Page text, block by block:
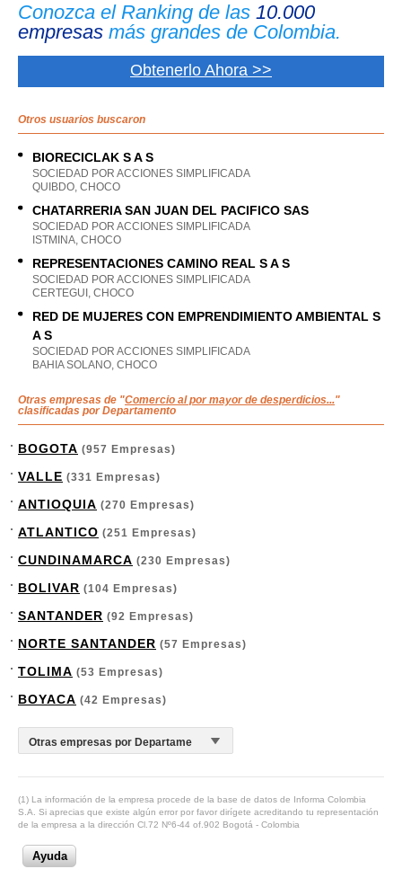
Conozca el Ranking de las 10.000
empresas más grandes de Colombia.
Obtenerlo Ahora >>
Otros usuarios buscaron
BIORECICLAK S A S
SOCIEDAD POR ACCIONES SIMPLIFICADA
QUIBDO, CHOCO
CHATARRERIA SAN JUAN DEL PACIFICO SAS
SOCIEDAD POR ACCIONES SIMPLIFICADA
ISTMINA, CHOCO
REPRESENTACIONES CAMINO REAL S A S
SOCIEDAD POR ACCIONES SIMPLIFICADA
CERTEGUI, CHOCO
RED DE MUJERES CON EMPRENDIMIENTO AMBIENTAL S
A S
SOCIEDAD POR ACCIONES SIMPLIFICADA
BAHIA SOLANO, CHOCO
Otras empresas de "Comercio al por mayor de desperdicios..."
clasificadas por Departamento
BOGOTA (957 Empresas)
VALLE (331 Empresas)
ANTIOQUIA (270 Empresas)
ATLANTICO (251 Empresas)
CUNDINAMARCA (230 Empresas)
BOLIVAR (104 Empresas)
SANTANDER (92 Empresas)
NORTE SANTANDER (57 Empresas)
TOLIMA (53 Empresas)
BOYACA (42 Empresas)
(1) La información de la empresa procede de la base de datos de Informa Colombia
S.A. Si aprecias que existe algún error por favor dirígete acreditando tu representación
de la empresa a la dirección Cl.72 Nº6-44 of.902 Bogotá - Colombia
Ayuda